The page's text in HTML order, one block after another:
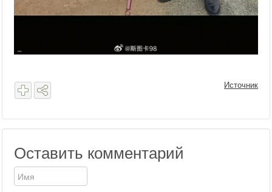
Источник
Оставить комментарий